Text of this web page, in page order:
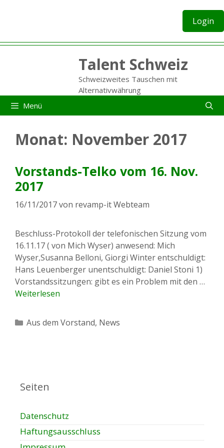
Login
Talent Schweiz
Schweizweites Tauschen mit
Alternativwährung
Menü
Monat: November 2017
Vorstands-Telko vom 16. Nov.
2017
16/11/2017von revamp-it Webteam
Beschluss-Protokoll der telefonischen Sitzung vom
16.11.17 ( von Mich Wyser) anwesend: Mich
Wyser,Susanna Belloni, Giorgi Winter entschuldigt:
Hans Leuenberger unentschuldigt: Daniel Stoni 1)
Vorstandssitzungen: gibt es ein Problem mit den …
Weiterlesen
Kategorien
Aus dem Vorstand, News
Seiten
Datenschutz
Haftungsausschluss